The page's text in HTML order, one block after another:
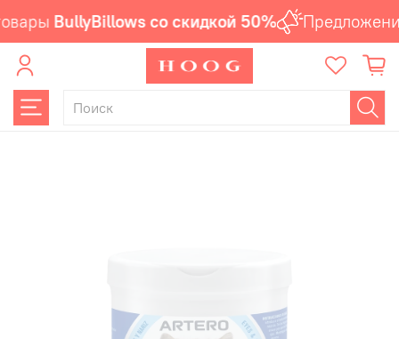
BullyBillows со скидкой 50%